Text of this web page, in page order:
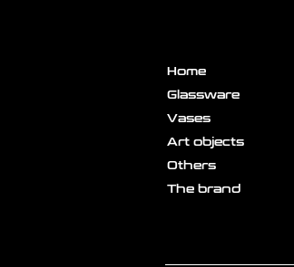
Home
Glassware
Vases
Art objects
Others
The brand